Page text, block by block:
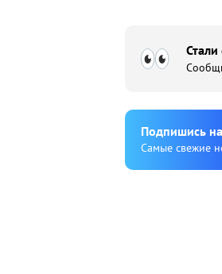
Подпишиcь
Cамые свежие